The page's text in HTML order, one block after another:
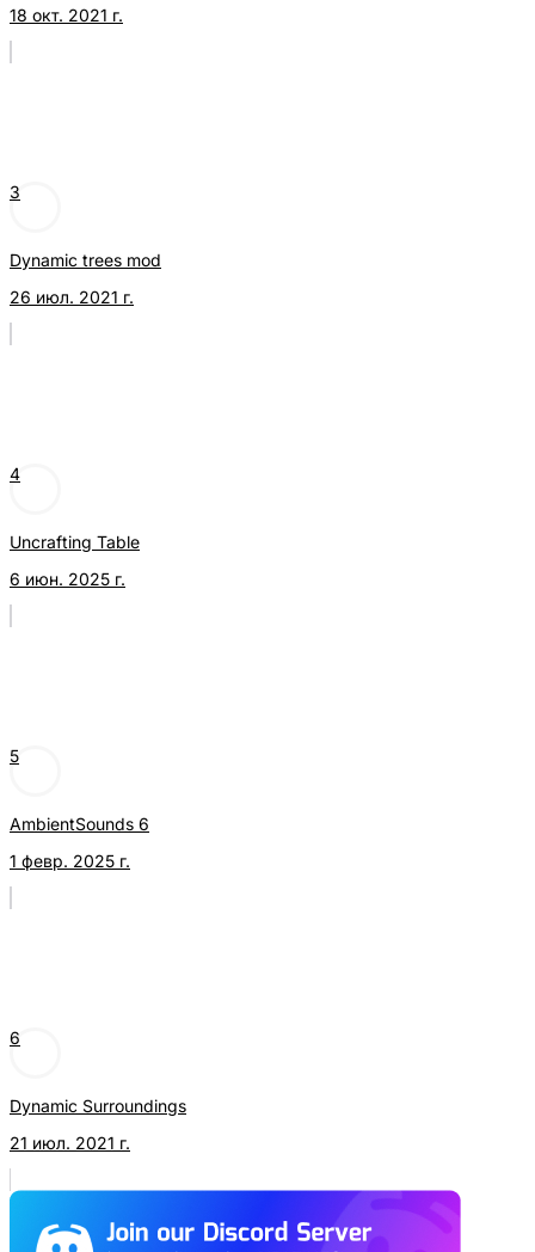
18 окт. 2021 г.
3
Dynamic trees mod
26 июл. 2021 г.
4
Uncrafting Table
6 июн. 2025 г.
5
AmbientSounds 6
1 февр. 2025 г.
6
Dynamic Surroundings
21 июл. 2021 г.